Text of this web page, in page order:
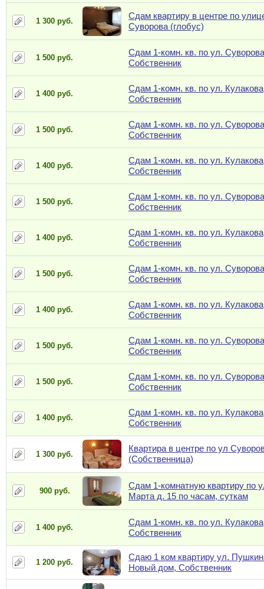
1 300 руб.
Сдам квартиру в центре по
Суворова (глобус)
1 500 руб.
Сдам 1-комн. кв. по ул.
Собственник
1 400 руб.
Сдам 1-комн. кв. по ул.
Собственник
1 500 руб.
Сдам 1-комн. кв. по ул.
Собственник
1 400 руб.
Сдам 1-комн. кв. по ул.
Собственник
1 500 руб.
Сдам 1-комн. кв. по ул.
Собственник
1 400 руб.
Сдам 1-комн. кв. по ул.
Собственник
1 500 руб.
Сдам 1-комн. кв. по ул.
Собственник
1 400 руб.
Сдам 1-комн. кв. по ул.
Собственник
1 500 руб.
Сдам 1-комн. кв. по ул.
Собственник
1 500 руб.
Сдам 1-комн. кв. по ул.
Собственник
1 400 руб.
Сдам 1-комн. кв. по ул.
Собственник
1 300 руб.
Квартира в центре по ул
(Собственница)
900 руб.
Сдам 1-комнатную квартиру по
Марта д. 15 по часам, суткам
1 400 руб.
Сдам 1-комн. кв. по ул.
Собственник
1 200 руб.
Сдаю 1 ком квартиру ул.
Новый дом, Собственник